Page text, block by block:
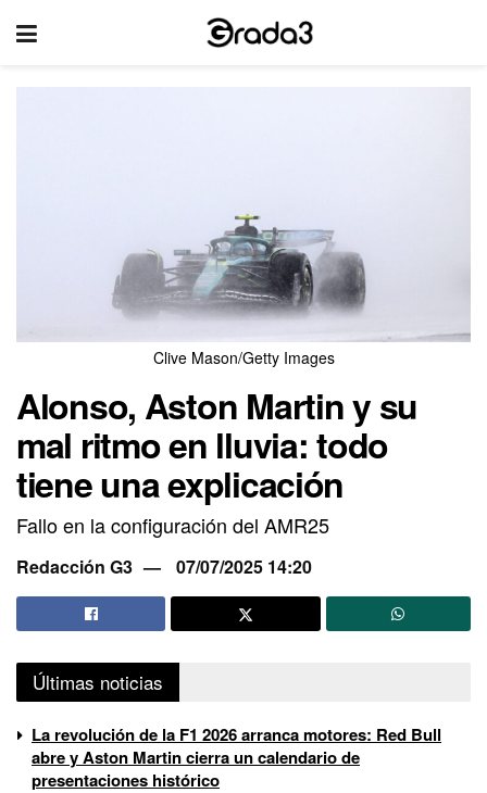
Clive Mason/Getty Images
Alonso, Aston Martin y su
mal ritmo en lluvia: todo
tiene una explicación
Fallo en la configuración del AMR25
Redacción G3 07/07/2025 14:20
Últimas noticias
La revolución de la F1 2026 arranca motores: Red Bull
abre y Aston Martin cierra un calendario de
presentaciones histórico